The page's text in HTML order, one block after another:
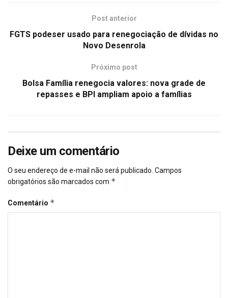
Post anterior
FGTS podeser usado para renegociação de dívidas no
Novo Desenrola
Próximo post
Bolsa Família renegocia valores: nova grade de
repasses e BPI ampliam apoio a famílias
Deixe um comentário
O seu endereço de e-mail não será publicado. Campos
obrigatórios são marcados com *
Comentário *